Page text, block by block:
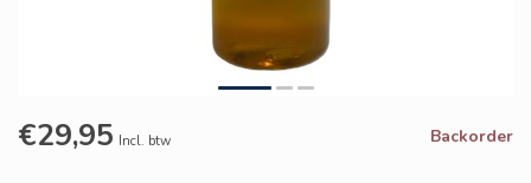
€29,95 Incl. btw Backorder